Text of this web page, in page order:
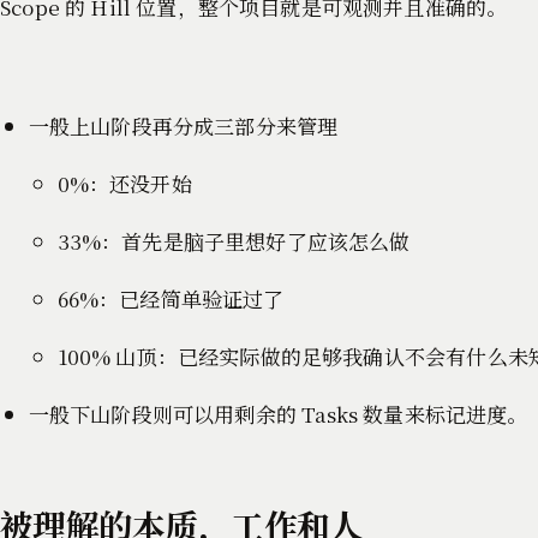
Scope 的 Hill 位置，整个项目就是可观测并且准确的。
一般上山阶段再分成三部分来管理
0%：还没开始
33%：首先是脑子里想好了应该怎么做
66%：已经简单验证过了
100% 山顶：已经实际做的足够我确认不会有什么未
一般下山阶段则可以用剩余的 Tasks 数量来标记进度。
被理解的本质，工作和人